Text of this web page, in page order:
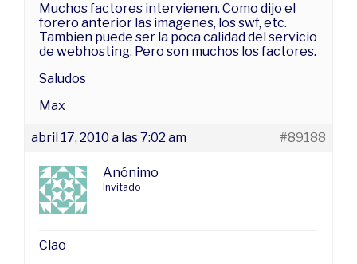
Muchos factores intervienen. Como dijo el
forero anterior las imagenes, los swf, etc.
Tambien puede ser la poca calidad del servicio
de webhosting. Pero son muchos los factores.
Saludos
Max
abril 17, 2010 a las 7:02 am #89188
Anónimo
Invitado
Ciao